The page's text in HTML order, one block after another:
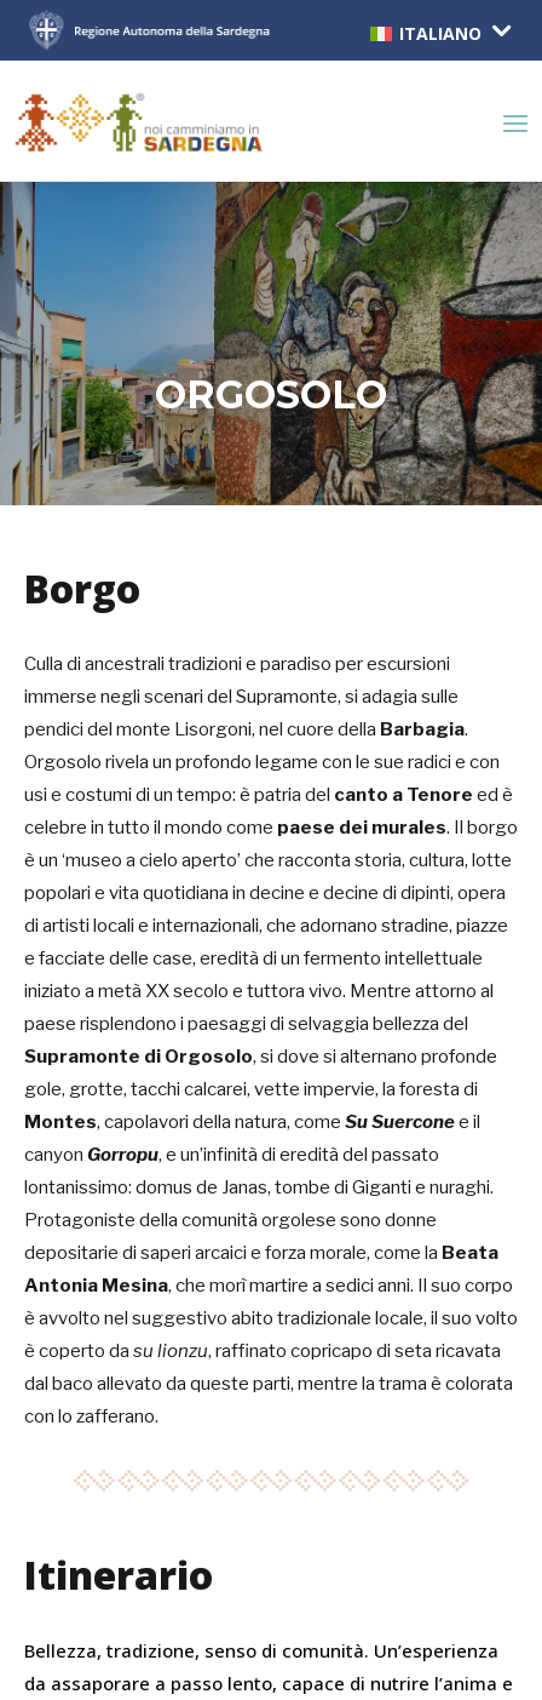
ITALIANO
ORGOSOLO
Borgo
Culla di ancestrali tradizioni e paradiso per escursioni
immerse negli scenari del Supramonte, si adagia sulle
pendici del monte Lisorgoni, nel cuore della Barbagia.
Orgosolo rivela un profondo legame con le sue radici e con
usi e costumi di un tempo: è patria del canto a Tenore ed è
celebre in tutto il mondo come paese dei murales. Il borgo
è un ‘museo a cielo aperto’ che racconta storia, cultura, lotte
popolari e vita quotidiana in decine e decine di dipinti, opera
di artisti locali e internazionali, che adornano stradine, piazze
e facciate delle case, eredità di un fermento intellettuale
iniziato a metà XX secolo e tuttora vivo. Mentre attorno al
paese risplendono i paesaggi di selvaggia bellezza del
Supramonte di Orgosolo, si dove si alternano profonde
gole, grotte, tacchi calcarei, vette impervie, la foresta di
Montes, capolavori della natura, come Su Suerconee il
canyon Gorropu, e un’infinità di eredità del passato
lontanissimo: domus de Janas, tombe di Giganti e nuraghi.
Protagoniste della comunità orgolese sono donne
depositarie di saperi arcaici e forza morale, come la Beata
Antonia Mesina, che morì martire a sedici anni. Il suo corpo
è avvolto nel suggestivo abito tradizionale locale, il suo volto
è coperto da su lionzu, raffinato copricapo di seta ricavata
dal baco allevato da queste parti, mentre la trama è colorata
con lo zafferano.
Itinerario
Bellezza, tradizione, senso di comunità. Un’esperienza
da assaporare a passo lento, capace di nutrire l’anima e